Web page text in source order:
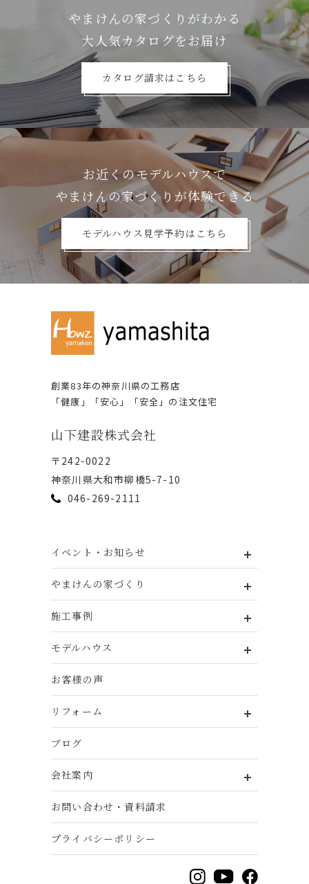
やまけんの家づくりがわかる
⼤⼈気カタログをお届け
カタログ請求はこちら
お近くのモデルハウスで
やまけんの家づくりが体験できる
モデルハウス見学予約はこちら
創業83年の神奈川県の⼯務店
「健康」「安⼼」「安全」の注⽂住宅
⼭下建設株式会社
〒242-0022
神奈川県⼤和市柳橋5-7-10
046-269-2111
イベント・お知らせ
やまけんの家づくり
施工事例
モデルハウス
お客様の声
リフォーム
ブログ
会社案内
お問い合わせ・資料請求
プライバシーポリシー